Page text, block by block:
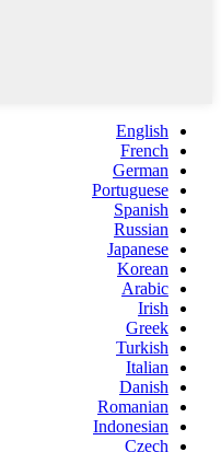
English
French
German
Portuguese
Spanish
Russian
Japanese
Korean
Arabic
Irish
Greek
Turkish
Italian
Danish
Romanian
Indonesian
Czech